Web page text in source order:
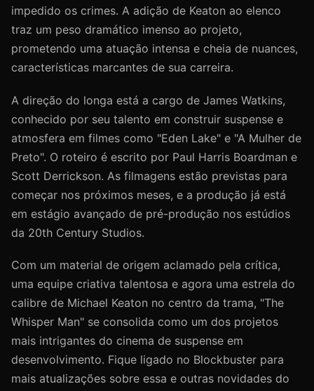
impedido os crimes. A adição de Keaton ao elenco
traz um peso dramático imenso ao projeto,
prometendo uma atuação intensa e cheia de nuances,
características marcantes de sua carreira.
A direção do longa está a cargo de James Watkins,
conhecido por seu talento em construir suspense e
atmosfera em filmes como "Eden Lake" e "A Mulher de
Preto". O roteiro é escrito por Paul Harris Boardman e
Scott Derrickson. As filmagens estão previstas para
começar nos próximos meses, e a produção já está
em estágio avançado de pré-produção nos estúdios
da 20th Century Studios.
Com um material de origem aclamado pela crítica,
uma equipe criativa talentosa e agora uma estrela do
calibre de Michael Keaton no centro da trama, "The
Whisper Man" se consolida como um dos projetos
mais intrigantes do cinema de suspense em
desenvolvimento. Fique ligado no Blockbuster para
mais atualizações sobre essa e outras novidades do